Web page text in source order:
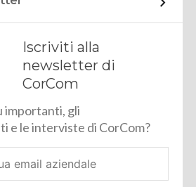
Iscriviti alla
newsletter di
CorCom
importanti, gli
e le interviste di CorCom?